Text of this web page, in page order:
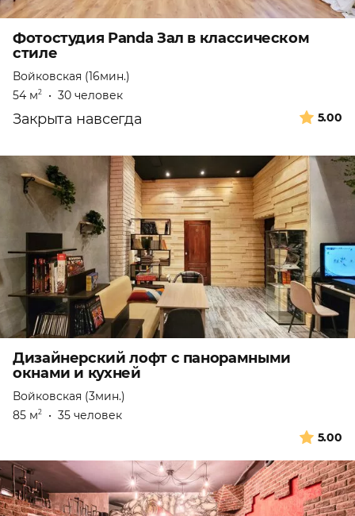
Фотостудия Panda Зал в классическом
стиле
Войковская (16мин.)
54 м2 • 30 человек
5.00
Закрыта навсегда
Дизайнерский лофт с панорамными
окнами и кухней
Войковская (3мин.)
85 м2 • 35 человек
5.00